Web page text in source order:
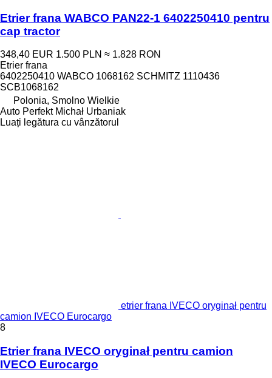
Etrier frana WABCO PAN22-1 6402250410 pentru
cap tractor
348,40 EUR 1.500 PLN ≈ 1.828 RON
Etrier frana
6402250410 WABCO 1068162 SCHMITZ 1110436
SCB1068162
Polonia, Smolno Wielkie
Auto Perfekt Michał Urbaniak
Luați legătura cu vânzătorul
etrier frana IVECO oryginał pentru
camion IVECO Eurocargo
8
Etrier frana IVECO oryginał pentru camion
IVECO Eurocargo